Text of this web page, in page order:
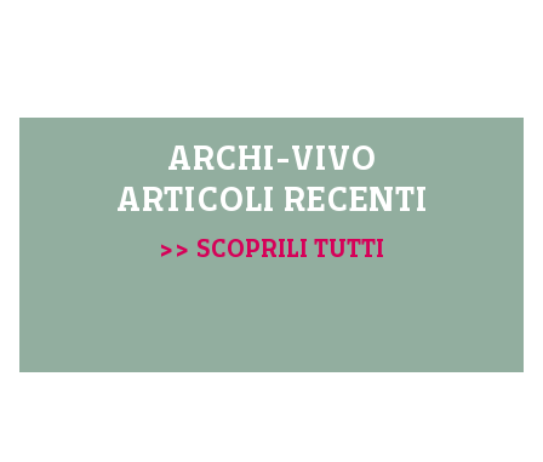
ARCHI-VIVO
ARTICOLI RECENTI
>> SCOPRILI TUTTI